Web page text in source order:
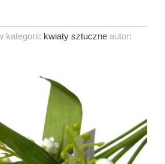
kategorii: kwiaty sztuczne autor: